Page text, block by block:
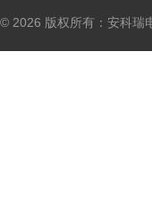
© 2026 版权所有：安科瑞